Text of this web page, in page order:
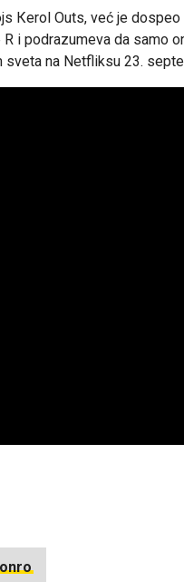
Кerol Outs, već je
i podrazumeva da samo
sveta na Netfliksu 23.